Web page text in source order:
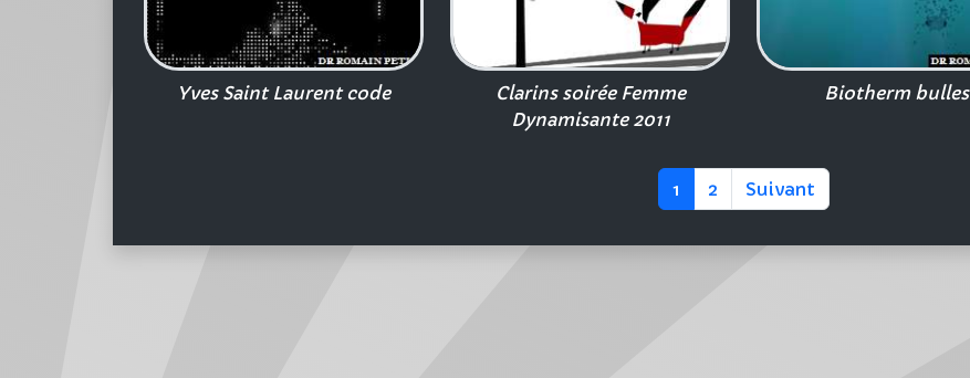
Yves Saint Laurent code
Clarins soirée Femme
Dynamisante 2011
Biotherm bulles
1 2 Suivant